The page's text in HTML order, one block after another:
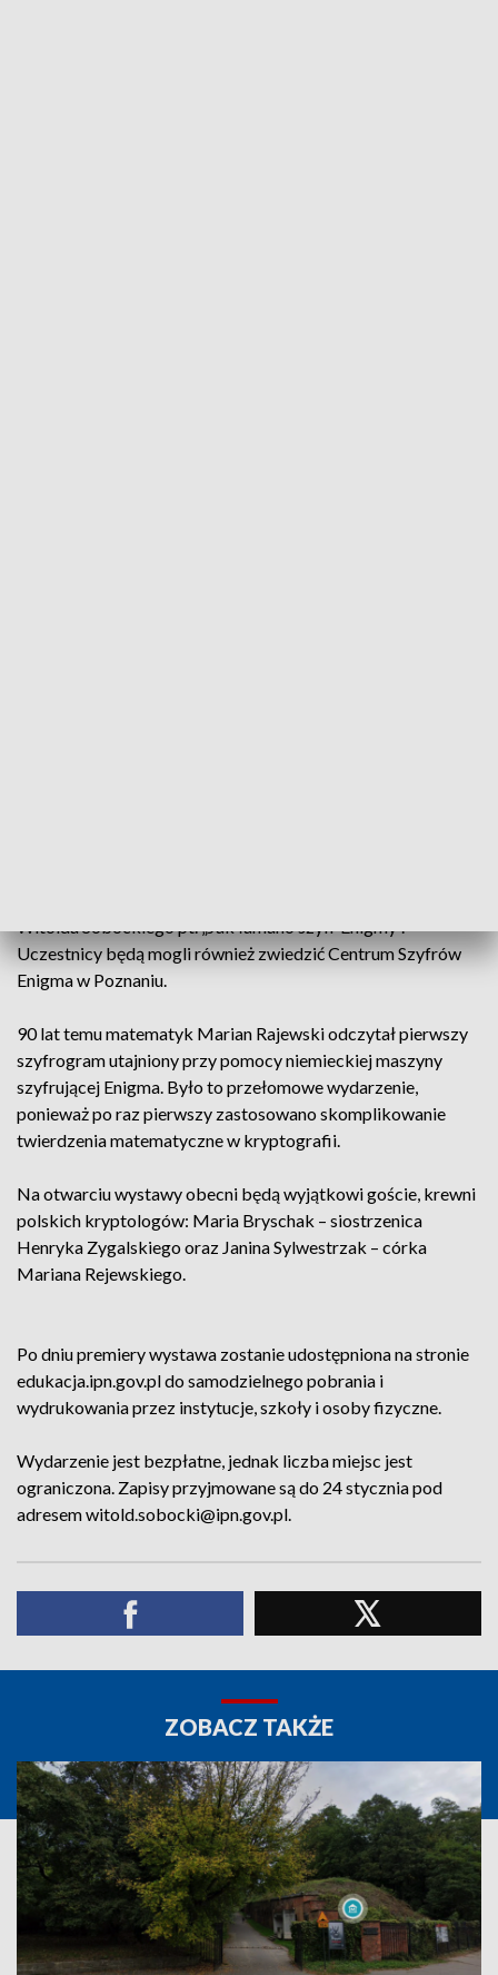
Witolda Sobóckiego pt. „Jak łamano szyfr Enigmy”.
Uczestnicy będą mogli również zwiedzić Centrum Szyfrów
Enigma w Poznaniu.
90 lat temu matematyk Marian Rajewski odczytał pierwszy
szyfrogram utajniony przy pomocy niemieckiej maszyny
szyfrującej Enigma. Było to przełomowe wydarzenie,
ponieważ po raz pierwszy zastosowano skomplikowanie
twierdzenia matematyczne w kryptografii.
Na otwarciu wystawy obecni będą wyjątkowi goście, krewni
polskich kryptologów: Maria Bryschak – siostrzenica
Henryka Zygalskiego oraz Janina Sylwestrzak – córka
Mariana Rejewskiego.
Po dniu premiery wystawa zostanie udostępniona na stronie
edukacja.ipn.gov.pl do samodzielnego pobrania i
wydrukowania przez instytucje, szkoły i osoby fizyczne.
Wydarzenie jest bezpłatne, jednak liczba miejsc jest
ograniczona. Zapisy przyjmowane są do 24 stycznia pod
adresem witold.sobocki@ipn.gov.pl.
ZOBACZ TAKŻE